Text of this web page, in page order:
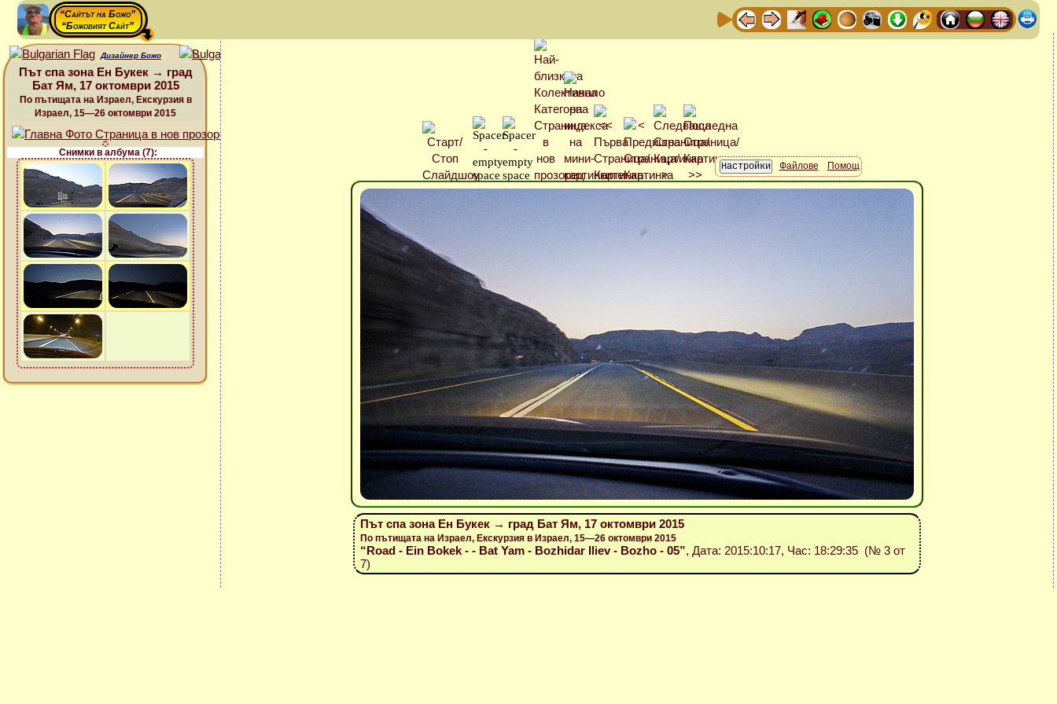
“Сайтът на Божо”
“Божовият Сайт”
Дизайнер Божо
Път спа зона Ен Букек → град
Бат Ям, 17 октомври 2015
По пътищата на Израел, Екскурзия в
Израел, 15—26 октомври 2015
Снимки в албума (7):
Файлове
Помощ
Път спа зона Ен Букек → град Бат Ям, 17 октомври 2015
По пътищата на Израел, Екскурзия в Израел, 15—26 октомври 2015
“Road - Ein Bokek - - Bat Yam - Bozhidar Iliev - Bozho - 05”, Дата: 2015:10:17, Час: 18:29:35 (№ 3 от
7)